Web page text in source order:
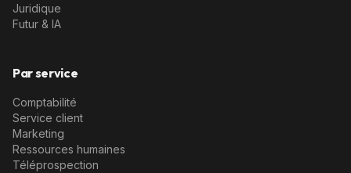
Juridique
Futur & IA
Par service
Comptabilité
Service client
Marketing
Ressources humaines
Téléprospection